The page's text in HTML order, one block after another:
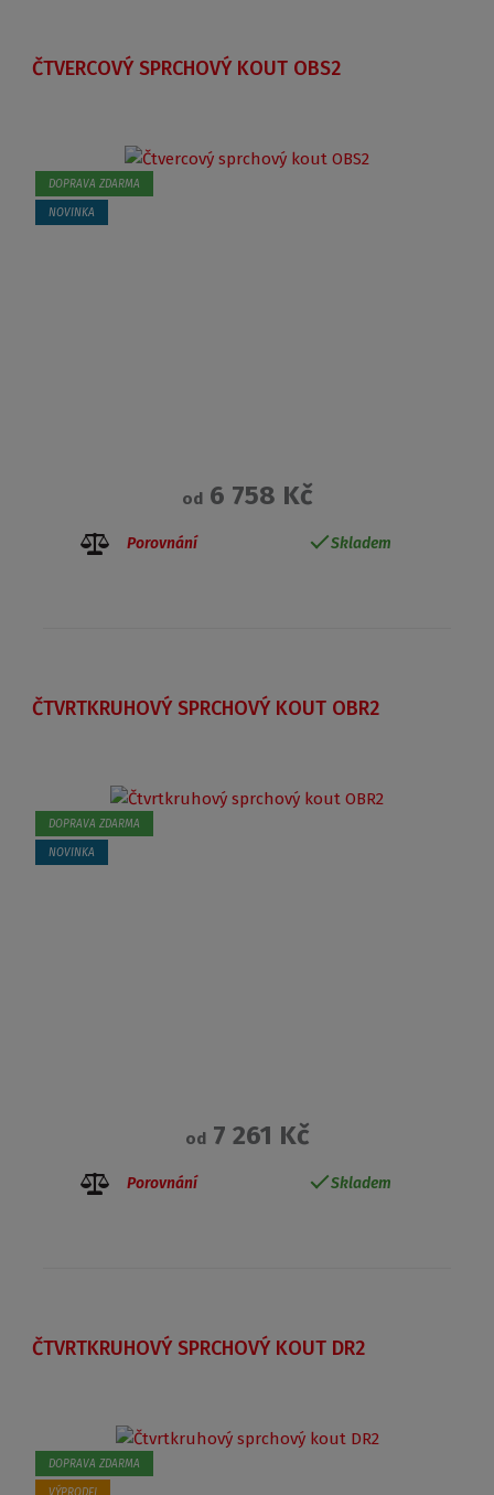
ČTVERCOVÝ SPRCHOVÝ KOUT OBS2
DOPRAVA ZDARMA
NOVINKA
od6 758 Kč
Porovnání Skladem
ČTVRTKRUHOVÝ SPRCHOVÝ KOUT OBR2
DOPRAVA ZDARMA
NOVINKA
od7 261 Kč
Porovnání Skladem
ČTVRTKRUHOVÝ SPRCHOVÝ KOUT DR2
DOPRAVA ZDARMA